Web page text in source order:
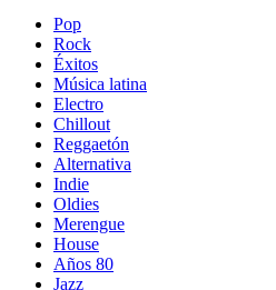
Pop
Rock
Éxitos
Música latina
Electro
Chillout
Reggaetón
Alternativa
Indie
Oldies
Merengue
House
Años 80
Jazz